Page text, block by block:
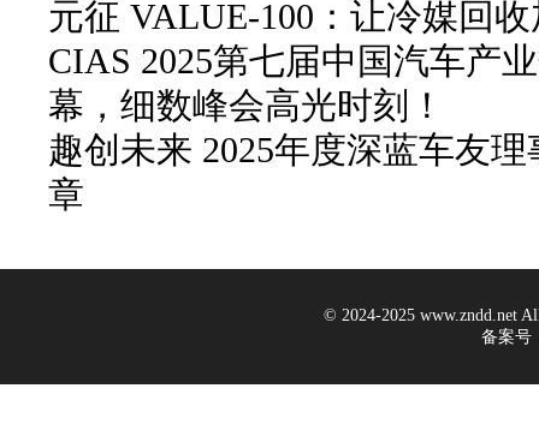
元征 VALUE-100：让冷媒回
CIAS 2025第七届中国汽车产
幕，细数峰会高光时刻！
趣创未来 2025年度深蓝车友
章
© 2024-2025 www.zndd.net
备案号